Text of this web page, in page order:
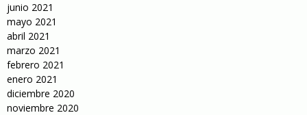
junio 2021
mayo 2021
abril 2021
marzo 2021
febrero 2021
enero 2021
diciembre 2020
noviembre 2020